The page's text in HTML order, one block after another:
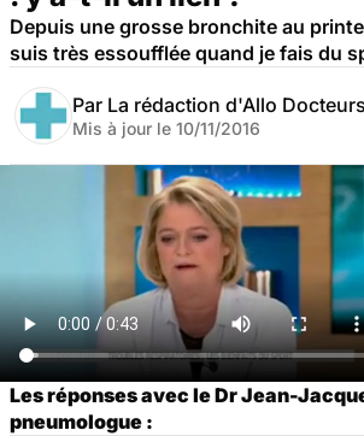
Depuis une grosse bronchite au
suis très essoufflée quand je fais du
Par La rédaction d'Allo Docteurs
Mis à jour le 10/11/2016
Les réponses avec le Dr Jean-
pneumologue :